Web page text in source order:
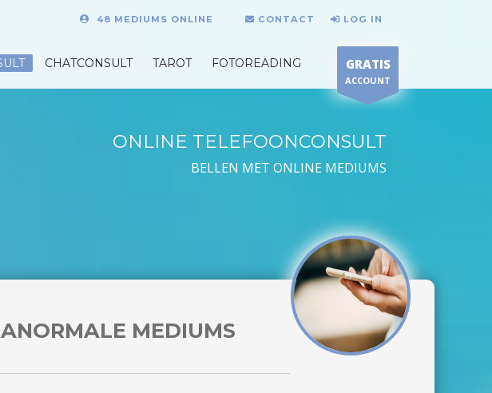
48 MEDIUMS ONLINE CONTACT LOG IN
CHATCONSULT TAROT FOTOREADING GRATIS
ACCOUNT
ONLINE TELEFOONCONSULT
BELLEN MET ONLINE MEDIUMS
MEDIUMS